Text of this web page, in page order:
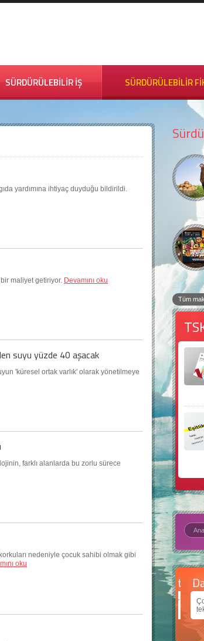
SÜRDÜRÜLEBİLİR İŞ SÜRDÜRÜLEBİLİR
yardımına ihtiyaç duyduğu bildirildi.
maliyet getiriyor. Devamını oku
suyu yüzde 40 aşacak
'küresel ortak varlık' olarak yönetilmeye
farklı alanlarda bu zorlu sürece
nedeniyle çocuk sahibi olmak gibi
oku
Tüm